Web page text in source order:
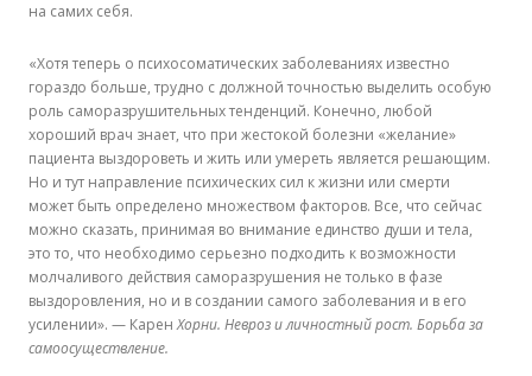
на самих себя.
«Хотя теперь о психосоматических заболеваниях известно
гораздо больше, трудно с должной точностью выделить особую
роль саморазрушительных тенденций. Конечно, любой
хороший врач знает, что при жестокой болезни «желание»
пациента выздороветь и жить или умереть является решающим.
Но и тут направление психических сил к жизни или смерти
может быть определено множеством факторов. Все, что сейчас
можно сказать, принимая во внимание единство души и тела,
это то, что необходимо серьезно подходить к возможности
молчаливого действия саморазрушения не только в фазе
выздоровления, но и в создании самого заболевания и в его
усилении». — КаренХорни. Невроз и личностный рост. Борьба за
самоосуществление.